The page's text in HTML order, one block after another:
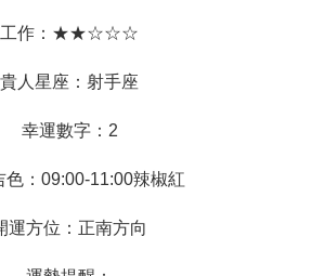
工作：★★☆☆☆
貴人星座：射手座
幸運數字：2
色：09:00-11:00辣椒紅
運方位：正南方向